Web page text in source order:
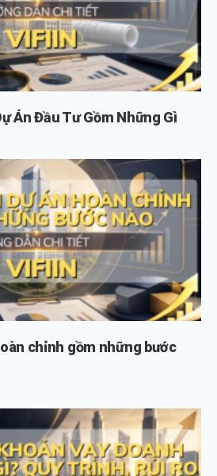
Án Đầu Tư Gồm Những Gì
chỉnh gồm những bước